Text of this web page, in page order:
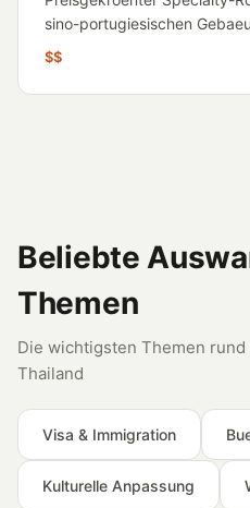
sino-portugiesischen
$$
Beliebte
Themen
Die wichtigsten Themen
Thailand
Visa & Immigration
Kulturelle Anpassung